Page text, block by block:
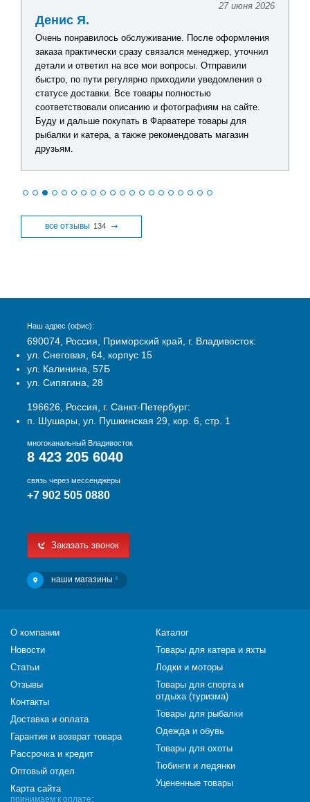
27 июня 2026
Денис Я.
Очень понравилось обслуживание. После оформления
заказа практически сразу связался менеджер, уточнил
детали и ответил на все мои вопросы. Отправили
быстро, по пути регулярно приходили уведомления о
статусе доставки. Все товары полностью
соответствовали описанию и фотографиям на сайте.
Буду и дальше покупать в Фарватере товары для
рыбалки и катера, а также рекомендовать магазин
друзьям.
все отзывы 134
Наш адрес (офис):
690074, Россия, Приморский край, г. Владивосток:
ул. Снеговая, 64, корпус 15
ул. Калинина, 57Б
ул. Сипягина, 28
196626, Россия, г. Санкт-Петербург:
п. Шушары, ул. Пушкинская 29, кор. 6, стр. 1
многоканальный Владивосток
8 423 205 6040
связь через мессенджеры
+7 902 505 0880
Заказать звонок
наши магазины 4
принимаем к оплате:
О компании
Новости
Статьи
Отзывы
Контакты
Доставка и оплата
Гарантия и возврат товара
Рассрочка и кредит
Оптовый отдел
Карта сайта
Каталог
Товары для катера и яхты
Лодки и моторы
Товары для спорта и
отдыха (туризма)
Товары для рыбалки
Одежда и обувь
Товары для охоты
Тюбинги и ледянки
Уцененные товары